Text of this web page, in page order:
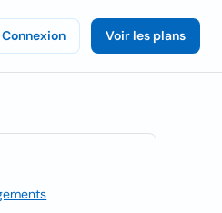
Connexion Voir les plans